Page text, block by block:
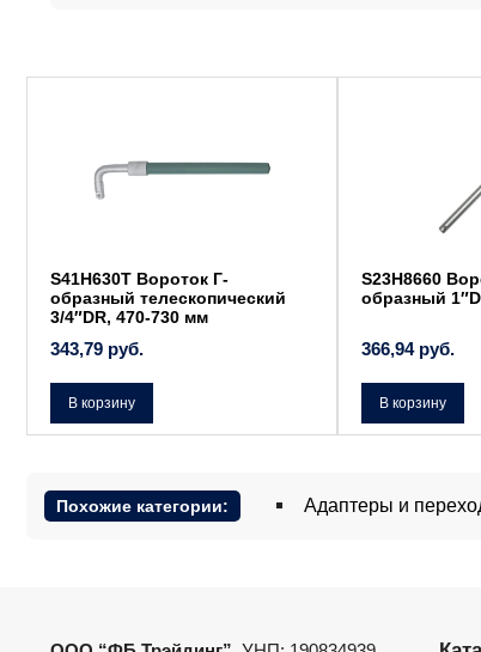
S41H630T Вороток Г-
образный телескопический
3/4″DR, 470-730 мм
343,79 руб.
В корзину
S23H8660
образный
366,94 руб.
В корзину
Похожие категории: Адаптеры и